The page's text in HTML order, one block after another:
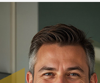
playground, sauna, entre
CRECI 234.934 F WhatsApp
3140